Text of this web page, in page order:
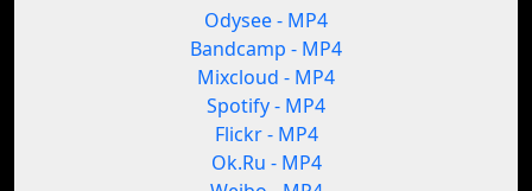
Odysee - MP4
Bandcamp - MP4
Mixcloud - MP4
Spotify - MP4
Flickr - MP4
Ok.Ru - MP4